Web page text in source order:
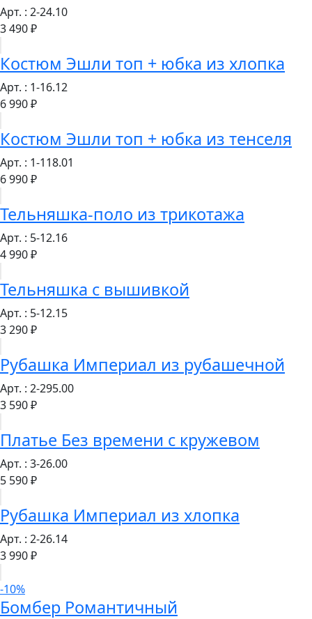
Арт. : 2-24.10
3 490 ₽
Костюм Эшли топ + юбка из хлопка
Арт. : 1-16.12
6 990 ₽
Костюм Эшли топ + юбка из тенселя
Арт. : 1-118.01
6 990 ₽
Тельняшка-поло из трикотажа
Арт. : 5-12.16
4 990 ₽
Тельняшка с вышивкой
Арт. : 5-12.15
3 290 ₽
Рубашка Империал из рубашечной
Арт. : 2-295.00
3 590 ₽
Платье Без времени с кружевом
Арт. : 3-26.00
5 590 ₽
Рубашка Империал из хлопка
Арт. : 2-26.14
3 990 ₽
-10%
Бомбер Романтичный